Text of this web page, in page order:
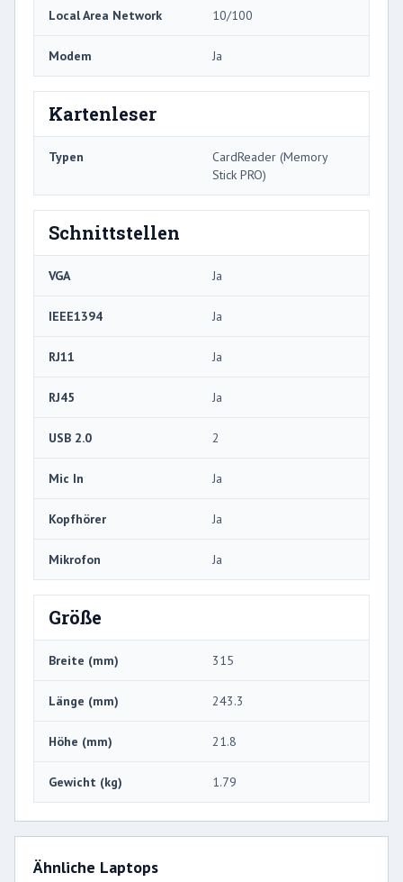
Local Area Network 10/100
Modem Ja
Kartenleser
Typen
CardReader (Memory
Stick PRO)
Schnittstellen
VGA Ja
IEEE1394 Ja
RJ11 Ja
RJ45 Ja
USB 2.0 2
Mic In Ja
Kopfhörer Ja
Mikrofon Ja
Größe
Breite (mm) 315
Länge (mm) 243.3
Höhe (mm) 21.8
Gewicht (kg) 1.79
Ähnliche Laptops